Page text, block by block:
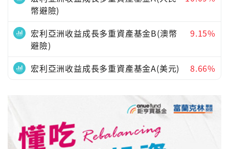
幣避險)
宏利亞洲收益成長多重資產基金B(澳幣
避險)
9.15%
宏利亞洲收益成長多重資產基金A(美元) 8.66%